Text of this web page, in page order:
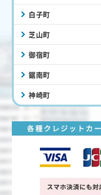
白子町
芝山町
御宿町
鋸南町
神崎町